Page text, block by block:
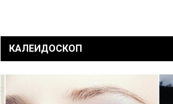
КАЛЕИДОСКОП